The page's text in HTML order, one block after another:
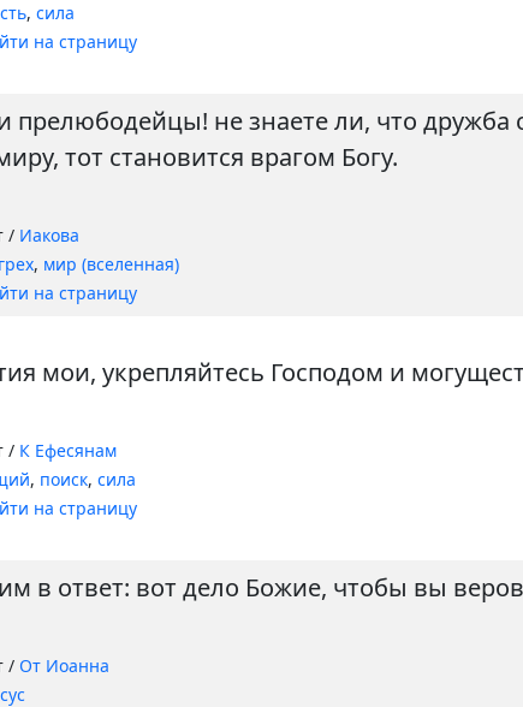
, сила
на страницу
не знаете ли, что дружба
тот становится врагом Богу.
/ Иакова
грех, мир (вселенная)
на страницу
мои, укрепляйтесь Господом и
/ К Ефесянам
, поиск, сила
на страницу
в ответ: вот дело Божие, чтобы вы
/ От Иоанна